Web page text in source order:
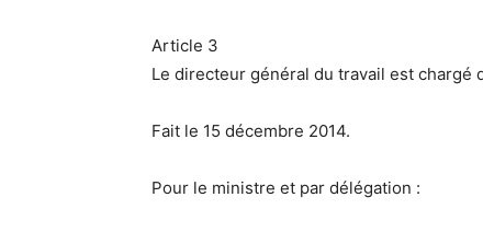
Article 3
Le directeur général du travail est chargé
Fait le 15 décembre 2014.
Pour le ministre et par délégation :